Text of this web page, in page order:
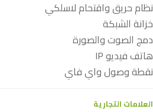
نظام حريق واقتحام لاسلكي
خزانة الشبكة
دمج الصوت والصورة
هاتف فيديو IP
نقطة وصول واي فاي
العلامات التجارية